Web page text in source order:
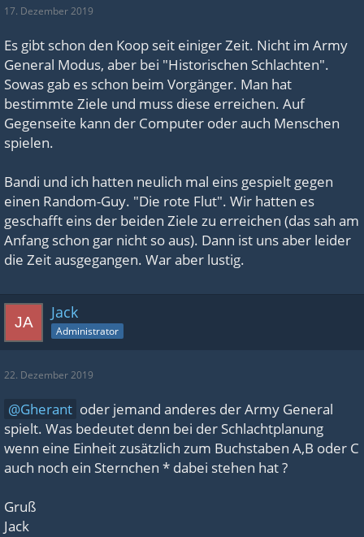
17. Dezember 2019
Es gibt schon den Koop seit einiger Zeit. Nicht im Army
General Modus, aber bei "Historischen Schlachten".
Sowas gab es schon beim Vorgänger. Man hat
bestimmte Ziele und muss diese erreichen. Auf
Gegenseite kann der Computer oder auch Menschen
spielen.
Bandi und ich hatten neulich mal eins gespielt gegen
einen Random-Guy. "Die rote Flut". Wir hatten es
geschafft eins der beiden Ziele zu erreichen (das sah am
Anfang schon gar nicht so aus). Dann ist uns aber leider
die Zeit ausgegangen. War aber lustig.
Jack
Administrator
22. Dezember 2019
Gherant oder jemand anderes der Army General
spielt. Was bedeutet denn bei der Schlachtplanung
wenn eine Einheit zusätzlich zum Buchstaben A,B oder C
auch noch ein Sternchen * dabei stehen hat ?
Gruß
Jack